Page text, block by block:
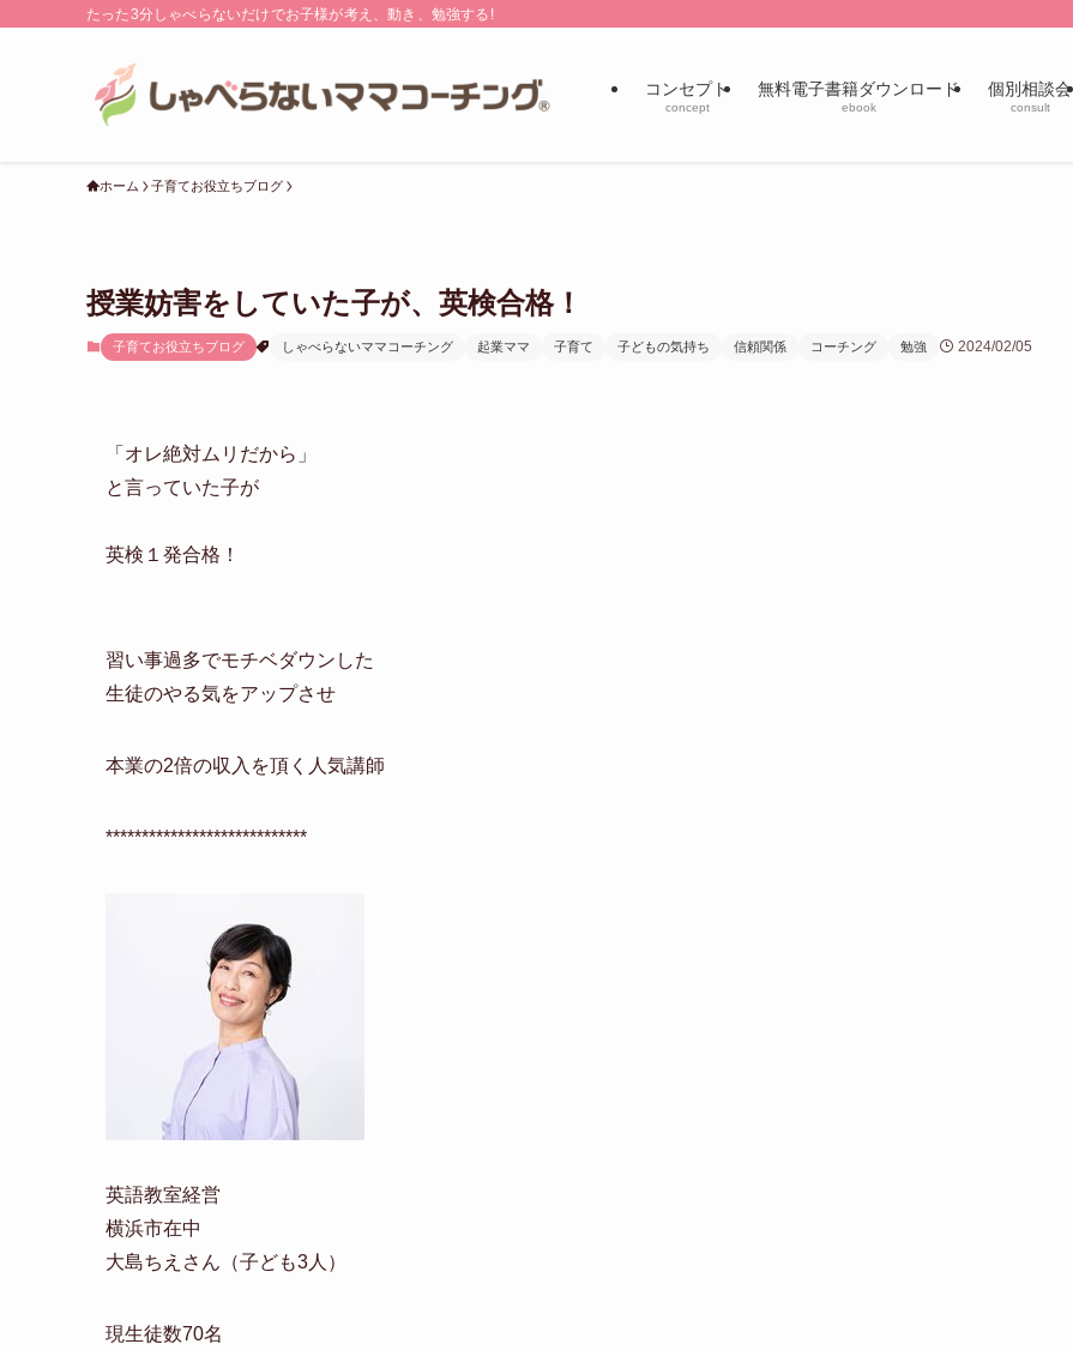
たった3分しゃべらないだけでお子様が考え、動き、勉強する!
コンセプト
concept
無料電子書籍ダウンロード
ebook
個別相談会
consult
ホーム 子育てお役立ちブログ
授業妨害をしていた子が、英検合格！
子育てお役立ちブログ しゃべらないママコーチング 起業ママ 子育て 子どもの気持ち 信頼関係 コーチング 勉強 2024/02/05
「オレ絶対ムリだから」
と言っていた子が
英検１発合格！
習い事過多でモチベダウンした
生徒のやる気をアップさせ
本業の2倍の収入を頂く人気講師
****************************
英語教室経営
横浜市在中
大島ちえさん（子ども3人）
現生徒数70名